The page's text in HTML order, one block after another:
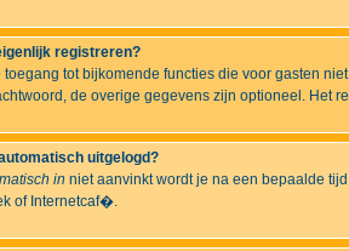
registreren?
toegang tot bijkomende functies die voor gasten
de overige gegevens zijn optioneel. Het
uitgelogd?
in niet aanvinkt wordt je na een bepaalde
of Internetcaf�.